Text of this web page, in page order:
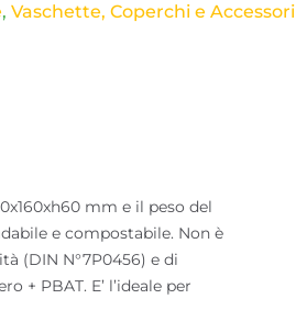
,Vaschette, Coperchi e Accessori
mm e il peso del
e compostabile. Non è
(DIN N°7P0456) e di
+ PBAT. E’ l’ideale per